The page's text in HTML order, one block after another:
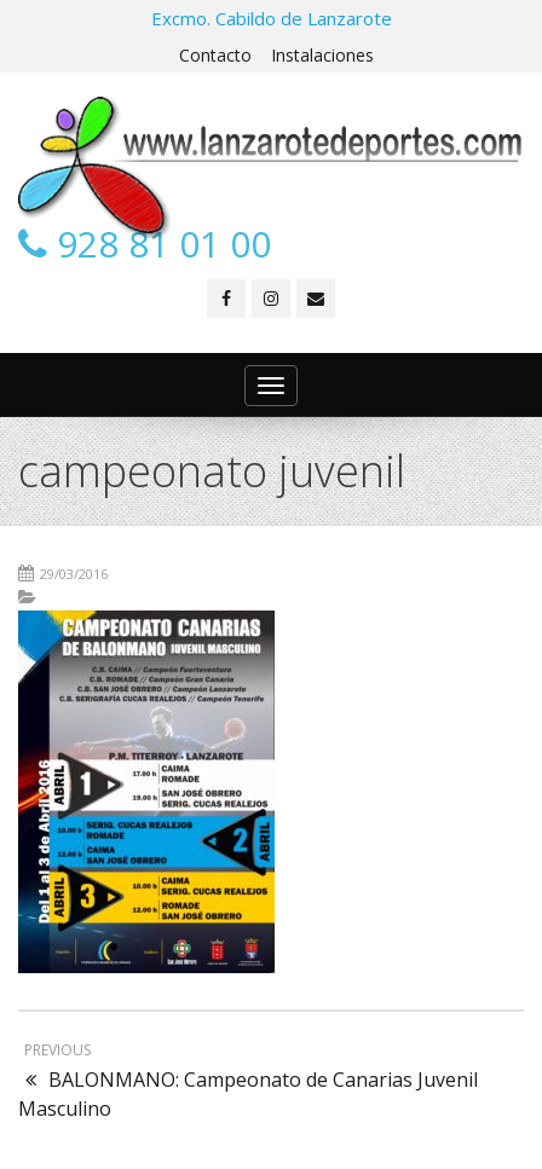
Excmo. Cabildo de Lanzarote
Contacto Instalaciones
928 81 01 00
Toggle
navigation
campeonato juvenil
29/03/2016
PREVIOUS
BALONMANO: Campeonato de Canarias Juvenil
Masculino